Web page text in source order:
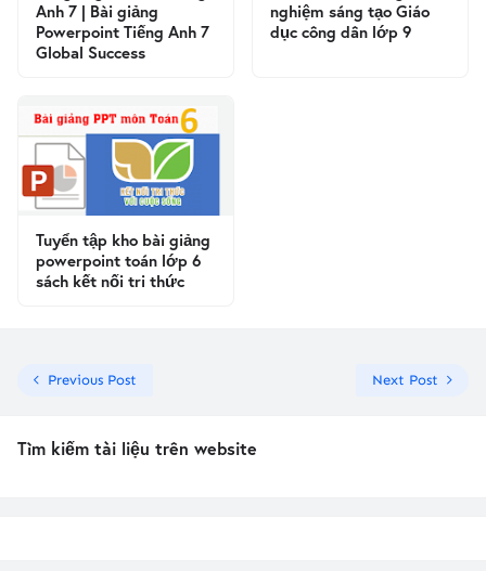
Anh 7 | Bài giảng
Powerpoint Tiếng Anh 7
Global Success
nghiệm sáng tạo Giáo
dục công dân lớp 9
Tuyển tập kho bài giảng
powerpoint toán lớp 6
sách kết nối tri thức
Previous Post Next Post
Tìm kiếm tài liệu trên website